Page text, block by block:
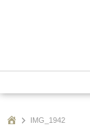
IMG_1942